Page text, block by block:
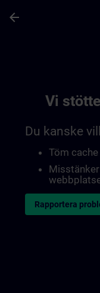
arrow_back
Vi
Du kanske
Töm
Rapportera